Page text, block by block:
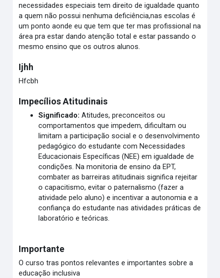
necessidades especiais tem direito de igualdade quanto
a quem não possui nenhuma deficiência,nas escolas é
um ponto aonde eu que tem que ter mas profissional na
área pra estar dando atenção total e estar passando o
mesmo ensino que os outros alunos.
Ijhh
Hfcbh
Impecílios Atitudinais
Significado: Atitudes, preconceitos ou
comportamentos que impedem, dificultam ou
limitam a participação social e o desenvolvimento
pedagógico do estudante com Necessidades
Educacionais Específicas (NEE) em igualdade de
condições. Na monitoria de ensino da EPT,
combater as barreiras atitudinais significa rejeitar
o capacitismo, evitar o paternalismo (fazer a
atividade pelo aluno) e incentivar a autonomia e a
confiança do estudante nas atividades práticas de
laboratório e teóricas.
Importante
O curso tras pontos relevantes e importantes sobre a
educação inclusiva